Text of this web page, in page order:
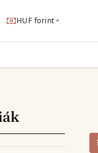
HUF forint